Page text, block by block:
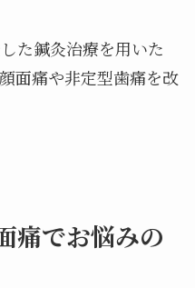
た鍼灸治療を用いた
面痛や非定型歯痛を改
痛でお悩みの